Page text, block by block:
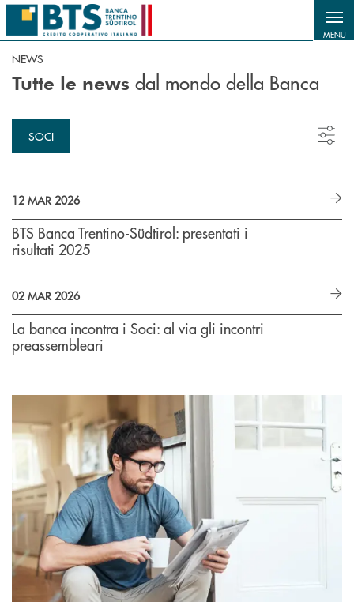
Salta al contenuto principale
MENU
NEWS
Tutte le news dal mondo della Banca
SOCI
12 MAR 2026
BTS Banca Trentino-Südtirol: presentati i
risultati 2025
02 MAR 2026
La banca incontra i Soci: al via gli incontri
preassembleari